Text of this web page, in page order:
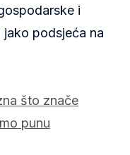
i
jako podsjeća na
što znače
punu